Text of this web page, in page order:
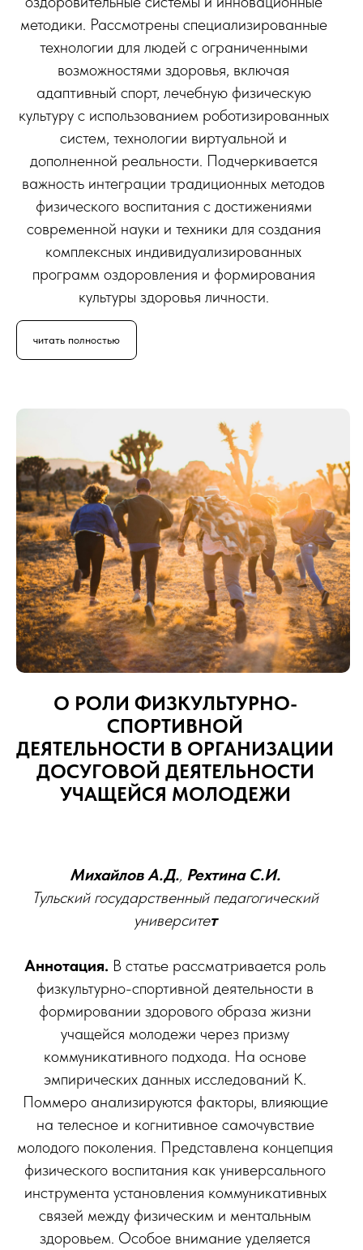
методики. Рассмотрены специализированные
технологии для людей с ограниченными
возможностями здоровья, включая
адаптивный спорт, лечебную физическую
культуру с использованием роботизированных
систем, технологии виртуальной и
дополненной реальности. Подчеркивается
важность интеграции традиционных методов
физического воспитания с достижениями
современной науки и техники для создания
комплексных индивидуализированных
программ оздоровления и формирования
культуры здоровья личности.
читать полностью
О РОЛИ ФИЗКУЛЬТУРНО-
СПОРТИВНОЙ
ДЕЯТЕЛЬНОСТИ В ОРГАНИЗАЦИИ
ДОСУГОВОЙ ДЕЯТЕЛЬНОСТИ
УЧАЩЕЙСЯ МОЛОДЕЖИ
Михайлов А.Д., Рехтина С.И.
Тульский государственный педагогический
университет
Аннотация. В статье рассматривается роль
физкультурно-спортивной деятельности в
формировании здорового образа жизни
учащейся молодежи через призму
коммуникативного подхода. На основе
эмпирических данных исследований К.
Поммеро анализируются факторы, влияющие
на телесное и когнитивное самочувствие
молодого поколения. Представлена концепция
физического воспитания как универсального
инструмента установления коммуникативных
связей между физическим и ментальным
здоровьем. Особое внимание уделяется